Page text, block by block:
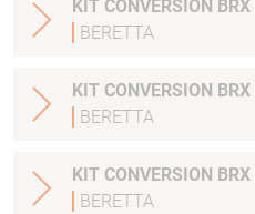
BERETTA
BERETTA
BERETTA